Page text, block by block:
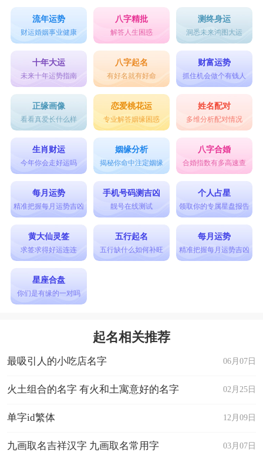
流年运势
财运婚姻事业健康
八字精批
解答人生困惑
测终身运
洞悉未来鸿图大运
十年大运
未来十年运势指南
八字起名
有好名就有好命
财富运势
抓住机会做个有钱人
正缘画像
看看真爱长什么样
恋爱桃花运
专业解答姻缘困惑
姓名配对
多维分析配对情况
生肖财运
今年你会走好运吗
姻缘分析
揭秘你命中注定姻缘
八字合婚
合婚指数有多高速查
每月运势
精准把握每月运势吉凶
手机号码测吉凶
靓号在线测试
个人占星
领取你的专属星盘报告
黄大仙灵签
求签求得好运连连
五行起名
五行缺什么如何补旺
每月运势
精准把握每月运势吉凶
星座合盘
你们是有缘的一对吗
起名相关推荐
06月07日
最吸引人的小吃店名字
02月25日
火土组合的名字 有火和土寓意好的名字
12月09日
单字id繁体
03月07日
九画取名吉祥汉字 九画取名常用字